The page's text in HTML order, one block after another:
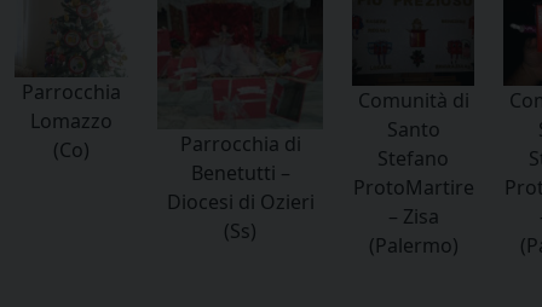
Parrocchia
Lomazzo
(Co)
Parrocchia di
Benetutti –
Diocesi di Ozieri
(Ss)
Comunità di
Santo
Stefano
ProtoMartire
– Zisa
(Palermo)